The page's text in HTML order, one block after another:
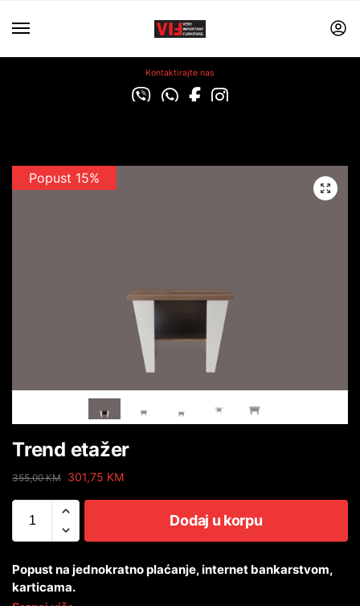
Kontaktirajte nas
Popust 15%
Trend etažer
355,00KM 301,75 KM
Dodaj u korpu
Popust na jednokratno plaćanje, internet bankarstvom,
karticama.